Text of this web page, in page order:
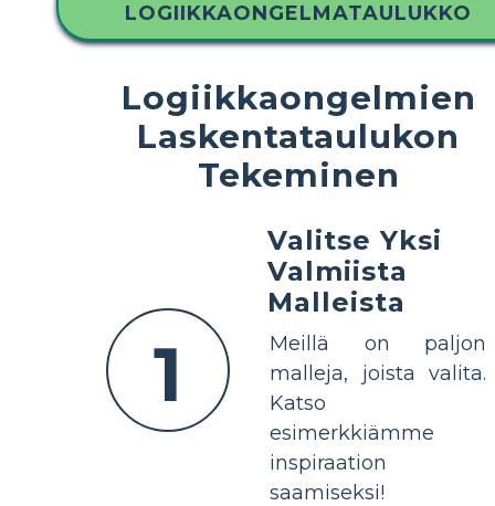
LOGIIKKAONGELMATAULUKKO
Logiikkaongelmien
Laskentataulukon
Tekeminen
1
Valitse Yksi
Valmiista
Malleista
Meillä on paljon
malleja, joista valita.
Katso
esimerkkiämme
inspiraation
saamiseksi!